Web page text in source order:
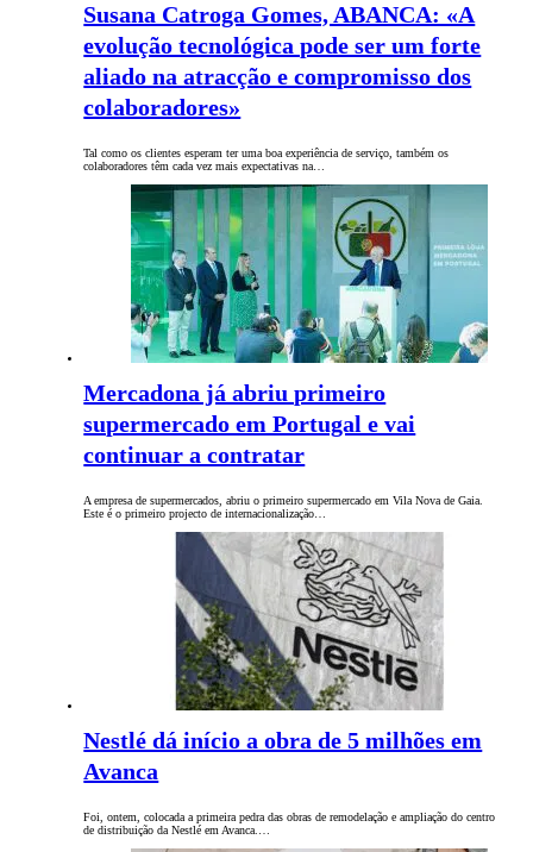
Susana Catroga Gomes, ABANCA: «A
evolução tecnológica pode ser um forte
aliado na atracção e compromisso dos
colaboradores»
Tal como os clientes esperam ter uma boa experiência de serviço, também os
colaboradores têm cada vez mais expectativas na…
Mercadona já abriu primeiro
supermercado em Portugal e vai
continuar a contratar
A empresa de supermercados, abriu o primeiro supermercado em Vila Nova de Gaia.
Este é o primeiro projecto de internacionalização…
Nestlé dá início a obra de 5 milhões em
Avanca
Foi, ontem, colocada a primeira pedra das obras de remodelação e ampliação do centro
de distribuição da Nestlé em Avanca.…